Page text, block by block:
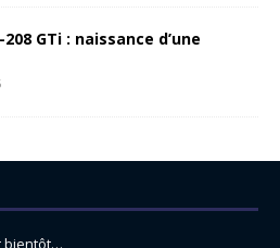
GTi : naissance d’une
bientôt…